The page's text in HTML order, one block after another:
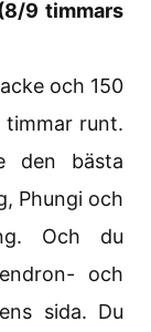
9 timmars
och 150
runt.
den bästa
Phungi och
Och du
och
sida. Du